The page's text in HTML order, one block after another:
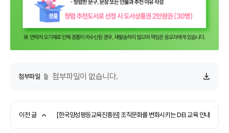
첨부파일 첨부파일이 없습니다.
이전 글 [한국양성평등교육진흥원] 조직문화를 변화시키는 DEI 교육 안내